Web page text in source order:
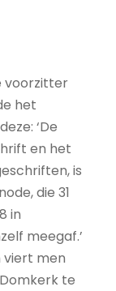
voorzitter
het
‘De
en het
is
die 31
in
meegaf.’
viert men
te